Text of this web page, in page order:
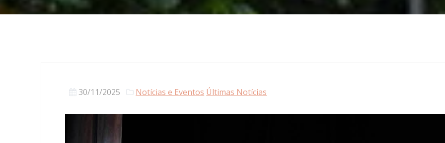
30/11/2025 Notícias e Eventos Últimas Notícias